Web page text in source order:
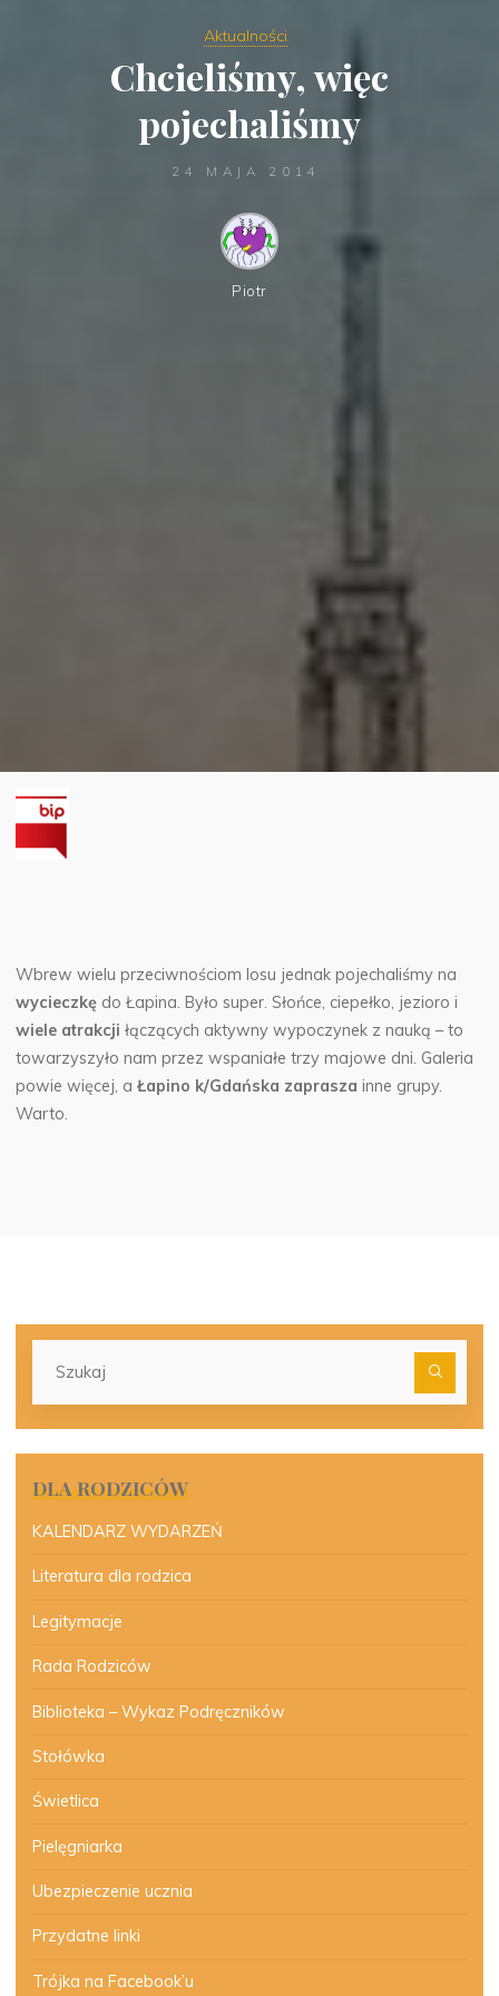
Aktualności
Chcieliśmy, więc
pojechaliśmy
24 MAJA 2014
Piotr
Wbrew wielu przeciwnościom losu jednak pojechaliśmy na
wycieczkę do Łapina.Było super. Słońce, ciepełko, jezioro i
wiele atrakcjiłączących aktywny wypoczynek z nauką – to
towarzyszyło nam przez wspaniałe trzy majowe dni. Galeria
powie więcej, aŁapino k/Gdańska zaprasza inne grupy.
Warto.
DLA RODZICÓW
KALENDARZ WYDARZEŃ
Literatura dla rodzica
Legitymacje
Rada Rodziców
Biblioteka – Wykaz Podręczników
Stołówka
Świetlica
Pielęgniarka
Ubezpieczenie ucznia
Przydatne linki
Trójka na Facebook’u